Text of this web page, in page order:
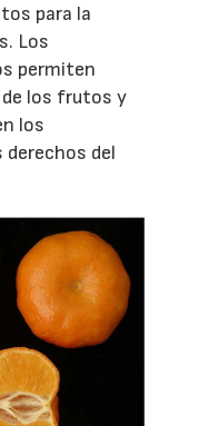
para la
Los
permiten
los frutos y
los
derechos del